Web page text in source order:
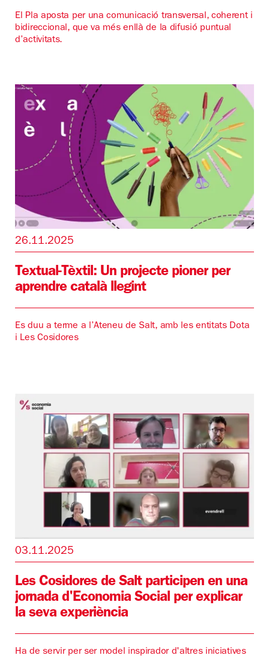
El Pla aposta per una comunicació transversal, coherent i
bidireccional, que va més enllà de la difusió puntual
d’activitats.
26.11.2025
Textual-Tèxtil: Un projecte pioner per
aprendre català llegint
Es duu a terme a l’Ateneu de Salt, amb les entitats Dota
i Les Cosidores
03.11.2025
Les Cosidores de Salt participen en una
jornada d'Economia Social per explicar
la seva experiència
Ha de servir per ser model inspirador d'altres iniciatives